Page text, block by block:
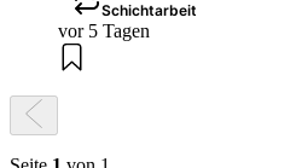
Schichtarbeit
vor 5 Tagen